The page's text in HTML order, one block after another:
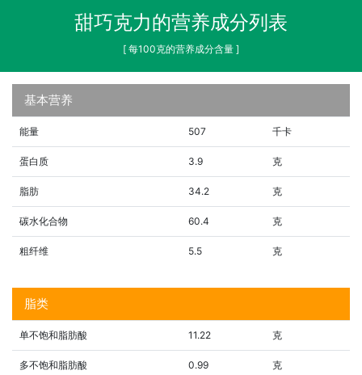
甜巧克力的营养成分列表
[ 每100克的营养成分含量 ]
基本营养
能量 507 千卡
蛋白质 3.9 克
脂肪 34.2 克
碳水化合物 60.4 克
粗纤维 5.5 克
脂类
单不饱和脂肪酸 11.22 克
多不饱和脂肪酸 0.99 克